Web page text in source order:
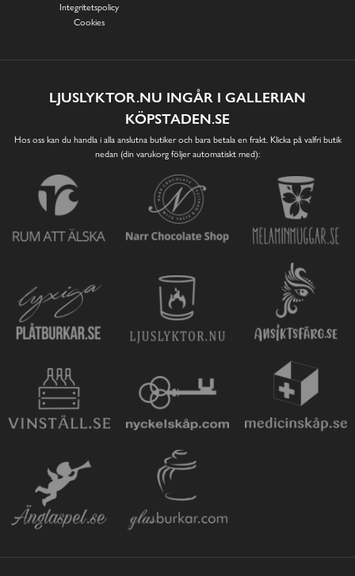
Integritetspolicy
Cookies
LJUSLYKTOR.NU INGÅR I GALLERIAN
KÖPSTADEN.SE
Hos oss kan du handla i alla anslutna butiker och bara betala en frakt. Klicka på valfri butik
nedan (din varukorg följer automatiskt med):